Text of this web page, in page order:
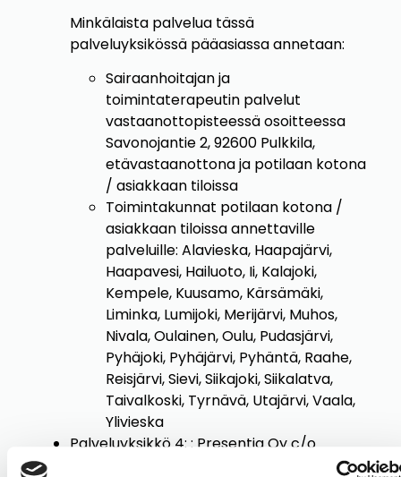
Minkälaista palvelua tässä
palveluyksikössä pääasiassa annetaan:
Sairaanhoitajan ja
toimintaterapeutin palvelut
vastaanottopisteessä osoitteessa
Savonojantie 2, 92600 Pulkkila,
etävastaanottona ja potilaan kotona
/ asiakkaan tiloissa
Toimintakunnat potilaan kotona /
asiakkaan tiloissa annettaville
palveluille: Alavieska, Haapajärvi,
Haapavesi, Hailuoto, Ii, Kalajoki,
Kempele, Kuusamo, Kärsämäki,
Liminka, Lumijoki, Merijärvi, Muhos,
Nivala, Oulainen, Oulu, Pudasjärvi,
Pyhäjoki, Pyhäjärvi, Pyhäntä, Raahe,
Reisjärvi, Sievi, Siikajoki, Siikalatva,
Taivalkoski, Tyrnävä, Utajärvi, Vaala,
Ylivieska
Palveluyksikkö 4: : Presentia Oy c/o
Mehiläinen Länsi-Pohja Oy, Länsi-Pohjan